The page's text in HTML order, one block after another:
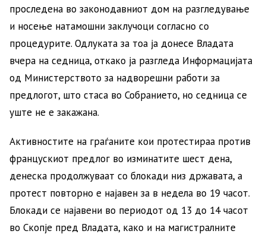
проследена во законодавниот дом на разгледување
и носење натамошни заклучоци согласно со
процедурите. Одлуката за тоа ја донесе Владата
вчера на седница, откако ја разгледа Информацијата
од Министерството за надворешни работи за
предлогот, што стаса во Собранието, но седница се
уште не е закажана.
Активностите на граѓаните кои протестираа против
францускиот предлог во изминатите шест дена,
денеска продолжуваат со блокади низ државата, а
протест повторно е најавен за в недела во 19 часот.
Блокади се најавени во периодот од 13 до 14 часот
во Скопје пред Владата, како и на магистралните